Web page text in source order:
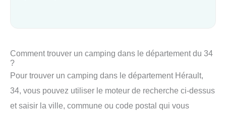
Comment trouver un camping dans le département du 34
?
Pour trouver un camping dans le département Hérault,
34, vous pouvez utiliser le moteur de recherche ci-dessus
et saisir la ville, commune ou code postal qui vous